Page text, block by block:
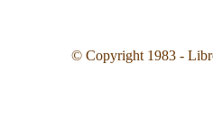
© Copyright 1983 -